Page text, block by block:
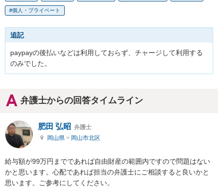
個人・プライベート
追記
paypayの後払いなどは利用しておらず、チャージして利用する
のみでした。
弁護士からの回答タイムライン
肥田 弘昭 弁護士
岡山県 > 岡山市北区
給与額が99万円までであれば自由財産の範囲内ですので問題はない
かと思います。心配であれば担当の弁護士にご相談すると良いかと
思います。ご参考にしてください。